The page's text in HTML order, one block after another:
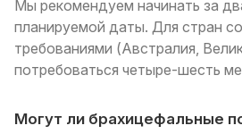
Мы рекомендуем начинать за
планируемой даты. Для стран
требованиями (Австралия,
потребоваться четыре-шесть
Могут ли брахицефальные